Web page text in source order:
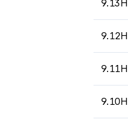
9.13H
9.12H
9.11H
9.10H